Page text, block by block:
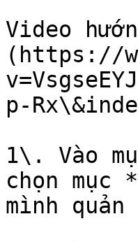
Video
(https://
p-
1\. Vào
chọn mục
mình